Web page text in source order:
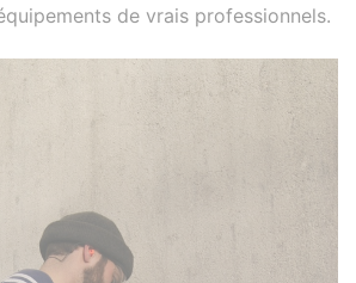
de vrais professionnels.